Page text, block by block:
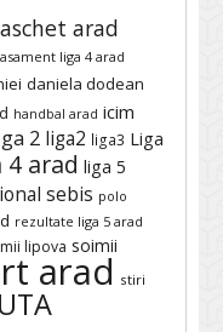
arad
liga 4 arad
daniela dodean
handbal arad icim
2 liga2 liga3 Liga
4 arad liga 5
sebis polo
rezultate liga 5 arad
lipova soimii
arad stiri
UTA